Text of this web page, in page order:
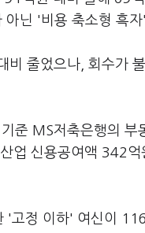
닌 '비용 축소형 흑자
줄었으나, 회수가
준 MS저축은행의 부
업 신용공여액 342
'고정 이하' 여신이